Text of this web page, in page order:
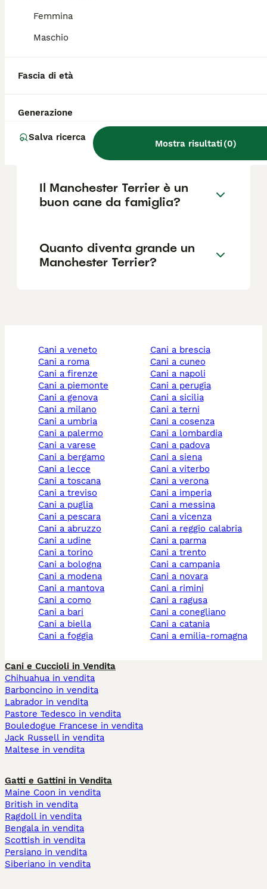
Femmina
Maschio
Fascia di età
Generazione
Salva ricerca
Mostra risultati(0)
acquistare da allevatori che eseguono i test
Manchester Terrier?
Qual è il carattere del
Manchester Terrier?
Il Manchester Terrier è un
buon cane da famiglia?
Quanto diventa grande un
Manchester Terrier?
cani a veneto
cani a roma
cani a firenze
cani a piemonte
cani a genova
cani a milano
cani a umbria
cani a palermo
cani a varese
cani a bergamo
cani a lecce
cani a toscana
cani a treviso
cani a puglia
cani a pescara
cani a abruzzo
cani a udine
cani a torino
cani a bologna
cani a modena
cani a mantova
cani a como
cani a bari
cani a biella
cani a foggia
cani a brescia
cani a cuneo
cani a napoli
cani a perugia
cani a sicilia
cani a terni
cani a cosenza
cani a lombardia
cani a padova
cani a siena
cani a viterbo
cani a verona
cani a imperia
cani a messina
cani a vicenza
cani a reggio calabria
cani a parma
cani a trento
cani a campania
cani a novara
cani a rimini
cani a ragusa
cani a conegliano
cani a catania
cani a emilia-romagna
Cani e Cuccioli in Vendita
Chihuahua in vendita
Barboncino in vendita
Labrador in vendita
Pastore Tedesco in vendita
Bouledogue Francese in vendita
Jack Russell in vendita
Maltese in vendita
Gatti e Gattini in Vendita
Maine Coon in vendita
British in vendita
Ragdoll in vendita
Bengala in vendita
Scottish in vendita
Persiano in vendita
Siberiano in vendita